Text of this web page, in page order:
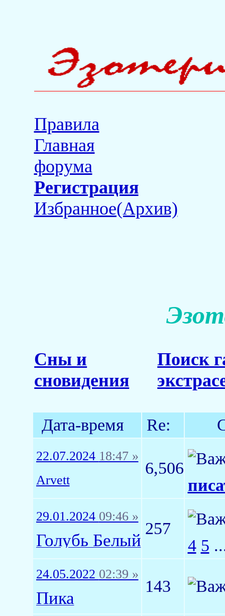
Правила
Главная
форума
Регистрация
Избранное(Архив)
Сны и
сновидения
Поиск
Дата-время Re:
22.07.2024 18:47 »
Arvett
6,506
29.01.2024 09:46 »
Голубь Белый
257
4 5
24.05.2022 02:39 »
Пика
143